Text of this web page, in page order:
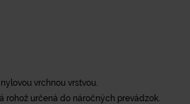
vrchnou vrstvou.
rohož určená do náročných prevádzok.